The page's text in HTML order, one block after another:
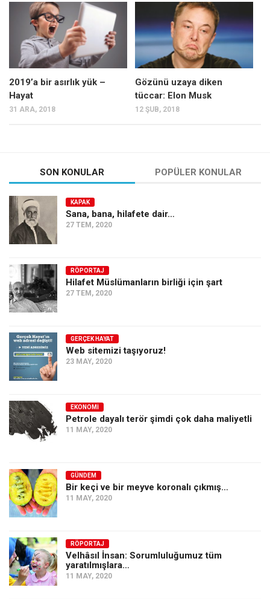
Mehmet Ali Tekin
Abir E. Nahas
Amina S. Jenenkovic
Bağdagül Öz
Kategoriler
Kültür Sanat
Kitap
Karisi kitap sualleri
7 soruda bu hafta
Ekonomi
Spor
Sağlık
Gıda-Beslenme
Türkiye
Siyaset
Dünya
Asya
Amerika
Avustralya
Tarih
2019’a bir asırlık yük –
Hayat
31 ARA, 2018
Gözünü uzaya diken
tüccar: Elon Musk
12 ŞUB, 2018
SON KONULAR POPÜLER KONULAR
KAPAK
Sana, bana, hilafete dair…
27 TEM, 2020
RÖPORTAJ
Hilafet Müslümanların birliği için şart
27 TEM, 2020
GERÇEK HAYAT
Web sitemizi taşıyoruz!
23 MAY, 2020
EKONOMI
Petrole dayalı terör şimdi çok daha maliyetli
11 MAY, 2020
GÜNDEM
Bir keçi ve bir meyve koronalı çıkmış…
11 MAY, 2020
RÖPORTAJ
Velhâsıl İnsan: Sorumluluğumuz tüm
yaratılmışlara…
11 MAY, 2020